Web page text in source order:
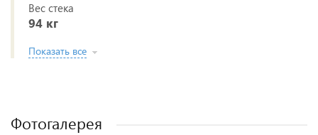
Вес стека
94 кг
Показать все
Фотогалерея